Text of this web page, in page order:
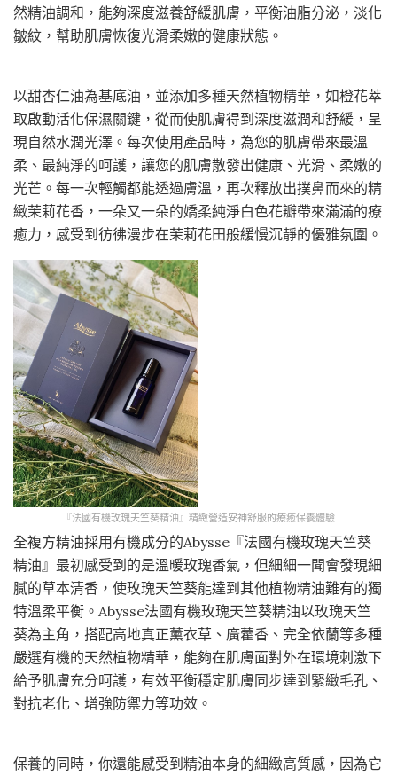
然精油調和，能夠深度滋養舒緩肌膚，平衡油脂分泌，淡化
皺紋，幫助肌膚恢復光滑柔嫩的健康狀態。
以甜杏仁油為基底油，並添加多種天然植物精華，如橙花萃
取啟動活化保濕關鍵，從而使肌膚得到深度滋潤和舒緩，呈
現自然水潤光澤。每次使用產品時，為您的肌膚帶來最溫
柔、最純淨的呵護，讓您的肌膚散發出健康、光滑、柔嫩的
光芒。每一次輕觸都能透過膚溫，再次釋放出撲鼻而來的精
緻茉莉花香，一朵又一朵的嬌柔純淨白色花瓣帶來滿滿的療
癒力，感受到彷彿漫步在茉莉花田般緩慢沉靜的優雅氛圍。
『法國有機玫瑰天竺葵精油』精緻營造安神舒服的療癒保養體驗
全複方精油採用有機成分的Abysse『法國有機玫瑰天竺葵
精油』最初感受到的是溫暖玫瑰香氣，但細細一聞會發現細
膩的草本清香，使玫瑰天竺葵能達到其他植物精油難有的獨
特溫柔平衡。Abysse法國有機玫瑰天竺葵精油以玫瑰天竺
葵為主角，搭配高地真正薰衣草、廣藿香、完全依蘭等多種
嚴選有機的天然植物精華，能夠在肌膚面對外在環境刺激下
給予肌膚充分呵護，有效平衡穩定肌膚同步達到緊緻毛孔、
對抗老化、增強防禦力等功效。
保養的同時，你還能感受到精油本身的細緻高質感，因為它